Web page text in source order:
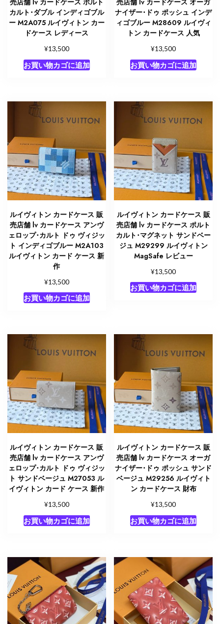
売店舗 lv カードケース ポルト
カルト･ダブル インディゴブル
ー M2A075 ルイヴィトン カー
ドケース レディース
¥13,500
お買い物カゴに追加
売店舗 lv カードケース オーガ
ナイザー･ドゥ ポッシュ インデ
ィゴブルー M28609 ルイヴィ
トン カードケース 人気
¥13,500
お買い物カゴに追加
ルイヴィトン カードケース 販
売店舗 lv カードケース アンヴ
ェロップ･カルト ドゥ ヴィジッ
ト インディゴブルー M2A103
ルイヴィトン カード ケース 新
作
¥13,500
お買い物カゴに追加
ルイヴィトン カードケース 販
売店舗 lv カードケース ポルト
カルト･マグネット サンドベー
ジュ M29299 ルイヴィトン
MagSafe レビュー
¥13,500
お買い物カゴに追加
ルイヴィトン カードケース 販
売店舗 lv カードケース アンヴ
ェロップ･カルト ドゥ ヴィジッ
ト サンドベージュ M27053 ル
イヴィトン カード ケース 新作
¥13,500
お買い物カゴに追加
ルイヴィトン カードケース 販
売店舗 lv カードケース オーガ
ナイザー･ドゥ ポッシュ サンド
ベージュ M29256 ルイヴィト
ン カードケース 財布
¥13,500
お買い物カゴに追加